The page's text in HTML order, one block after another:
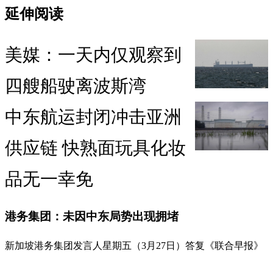
延伸阅读
美媒：一天内仅观察到
四艘船驶离波斯湾
中东航运封闭冲击亚洲
供应链 快熟面玩具化妆
品无一幸免
港务集团：未因中东局势出现拥堵
新加坡港务集团发言人星期五（3月27日）答复《联合早报》